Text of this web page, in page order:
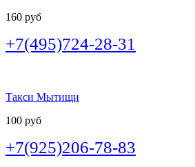
160 руб
+7(495)724-28-31
Такси Мытищи
100 руб
+7(925)206-78-83